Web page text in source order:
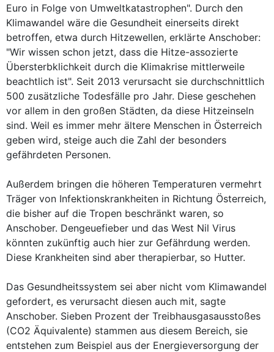
Euro in Folge von Umweltkatastrophen". Durch den
Klimawandel wäre die Gesundheit einerseits direkt
betroffen, etwa durch Hitzewellen, erklärte Anschober:
"Wir wissen schon jetzt, dass die Hitze-assozierte
Übersterbklichkeit durch die Klimakrise mittlerweile
beachtlich ist". Seit 2013 verursacht sie durchschnittlich
500 zusätzliche Todesfälle pro Jahr. Diese geschehen
vor allem in den großen Städten, da diese Hitzeinseln
sind. Weil es immer mehr ältere Menschen in Österreich
geben wird, steige auch die Zahl der besonders
gefährdeten Personen.
Außerdem bringen die höheren Temperaturen vermehrt
Träger von Infektionskrankheiten in Richtung Österreich,
die bisher auf die Tropen beschränkt waren, so
Anschober. Dengeuefieber und das West Nil Virus
könnten zukünftig auch hier zur Gefährdung werden.
Diese Krankheiten sind aber therapierbar, so Hutter.
Das Gesundheitssystem sei aber nicht vom Klimawandel
gefordert, es verursacht diesen auch mit, sagte
Anschober. Sieben Prozent der Treibhausgasausstoßes
(CO2 Äquivalente) stammen aus diesem Bereich, sie
entstehen zum Beispiel aus der Energieversorgung der